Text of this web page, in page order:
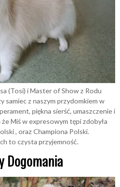
(Tosi) i Master of Show z Rodu
z naszym przydomkiem w
piękna sierść, umaszczenie i
Miś w expresowym tępi zdobyła
, oraz Championa Polski.
to czysta przyjemność.
Dogomania